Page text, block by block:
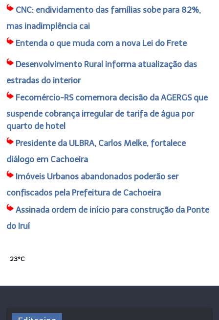
CNC: endividamento das famílias sobe para 82%,
mas inadimplência cai
Entenda o que muda com a nova Lei do Frete
Desenvolvimento Rural informa atualização das
estradas do interior
Fecomércio-RS comemora decisão da AGERGS que
suspende cobrança irregular de tarifa de água por
quarto de hotel
Presidente da ULBRA, Carlos Melke, fortalece
diálogo em Cachoeira
Imóveis Urbanos abandonados poderão ser
confiscados pela Prefeitura de Cachoeira
Assinada ordem de início para construção da Ponte
do Iruí
23°C